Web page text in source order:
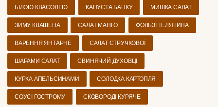
БІЛОЮ КВАСОЛЕЮ КАПУСТА БАНКУ МИШКА САЛАТ
ЗИМУ КВАШЕНА САЛАТ МАНГО ФОЛЬЗІ ТЕЛЯТИНА
ВАРЕННЯ ЯНТАРНЕ САЛАТ СТРУЧКОВОЇ
ШАРАМИ САЛАТ СВИНЯЧИЙ ДУХОВЦІ
КУРКА АПЕЛЬСИНАМИ СОЛОДКА КАРТОПЛЯ
СОУСІ ГОСТРОМУ СКОВОРОДІ КУРЯЧЕ